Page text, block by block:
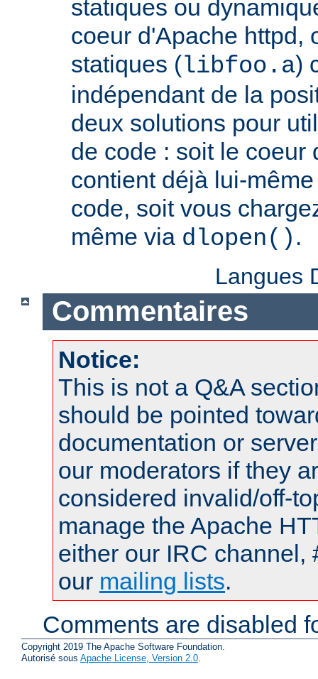
statiques ou
coeur d'Apache httpd,
statiques (libfoo.a)
indépendant de la
deux solutions pour
de code : soit le coeur
contient déjà lui-
code, soit vous
même via dlopen() .
Langues
Commentaires
Notice:
This is not a Q&A
should be pointed
documentation or
our moderators if they
considered invalid/off-
manage the Apache
either our IRC channel,
our mailing lists.
Comments are disabled
Copyright 2019 The Apache Software Foundation.
Autorisé sous Apache License, Version 2.0